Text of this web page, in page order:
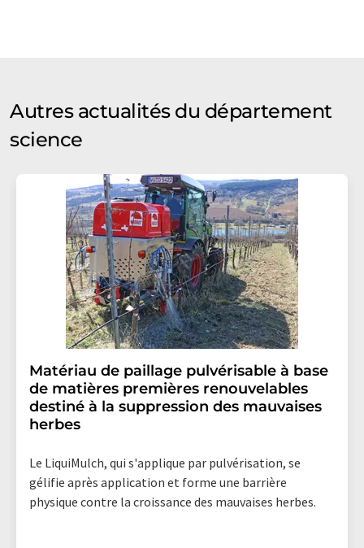
Autres actualités du département
science
Matériau de paillage pulvérisable à base
de matières premières renouvelables
destiné à la suppression des mauvaises
herbes
Le LiquiMulch, qui s'applique par pulvérisation, se
gélifie après application et forme une barrière
physique contre la croissance des mauvaises herbes.